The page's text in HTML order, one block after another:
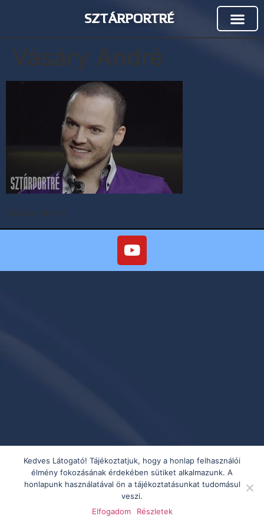
SZTÁRPORTRÉ
Vásáry André
Vásáry André
Kedves Látogató! Tájékoztatjuk, hogy a honlap felhasználói
élmény fokozásának érdekében sütiket alkalmazunk. A
honlapunk használatával ön a tájékoztatásunkat tudomásul
veszi.
Elfogadom
Részletek